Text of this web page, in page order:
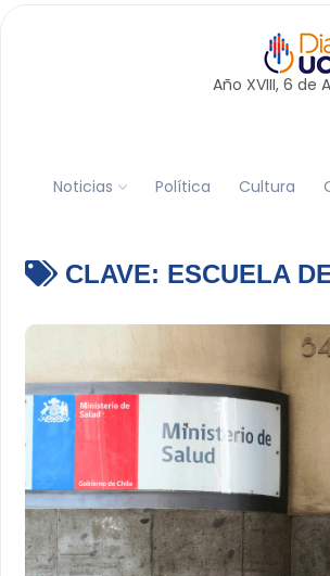
Año XVIII, 6 de
Noticias Política Cultura
CLAVE: ESCUELA